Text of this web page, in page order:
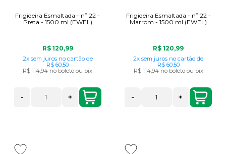
Frigideira Esmaltada - nº 22 -
Preta - 1500 ml (EWEL)
R$ 120,99
2x sem juros no cartãode
R$ 60,50
R$ 114,94 no boleto ou pix
- +
Frigideira Esmaltada - nº 22 -
Marrom - 1500 ml (EWEL)
R$ 120,99
2x sem juros no cartão de
R$ 60,50
R$ 114,94 no boleto ou pix
- +